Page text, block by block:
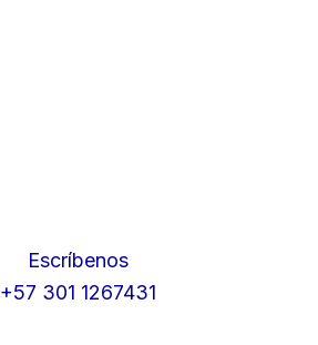
Escríbenos
+57 301 1267431